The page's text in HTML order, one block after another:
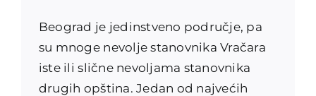
Beograd je jedinstveno područje, pa
su mnoge nevolje stanovnika Vračara
iste ili slične nevoljama stanovnika
drugih opština. Jedan od najvećih